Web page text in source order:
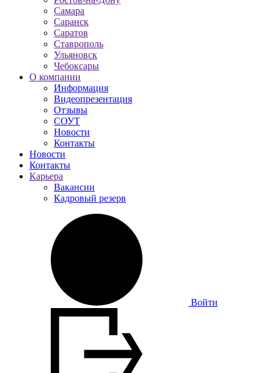
Самара
Саранск
Саратов
Ставрополь
Ульяновск
Чебоксары
О компании
Информация
Видеопрезентация
Отзывы
СОУТ
Новости
Контакты
Новости
Контакты
Карьера
Вакансии
Кадровый резерв
Войти